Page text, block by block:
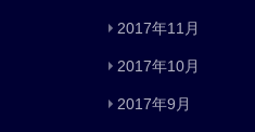
2017年11月
2017年10月
2017年9月